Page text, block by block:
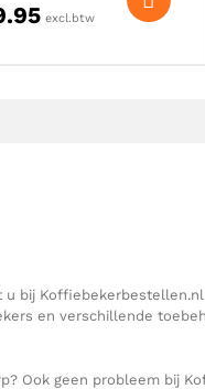
excl.btw
bij
en verschillende
Ook geen probleem bij